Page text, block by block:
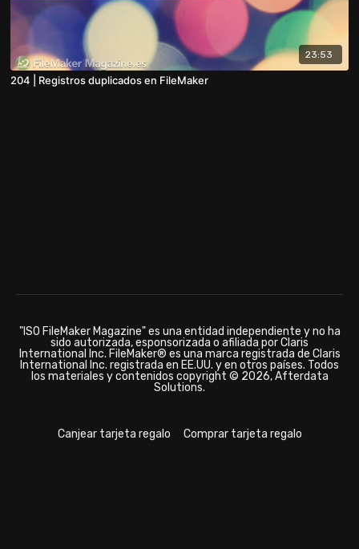
23:53
204 | Registros duplicados en FileMaker
"ISO FileMaker Magazine" es una entidad independiente y no ha
sido autorizada, esponsorizada o afiliada por Claris
International Inc. FileMaker® es una marca registrada de Claris
International Inc. registrada en EE.UU. y en otros países. Todos
los materiales y contenidos copyright © 2026, Afterdata
Solutions.
Canjear tarjeta regalo Comprar tarjeta regalo